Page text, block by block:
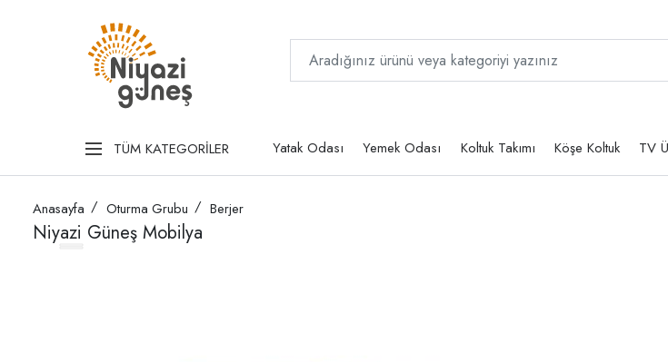
TÜM KATEGORİLER Yatak Odası Yemek Odası Koltuk Takımı Köşe Koltuk TV
Anasayfa Oturma Grubu Berjer
Niyazi Güneş Mobilya